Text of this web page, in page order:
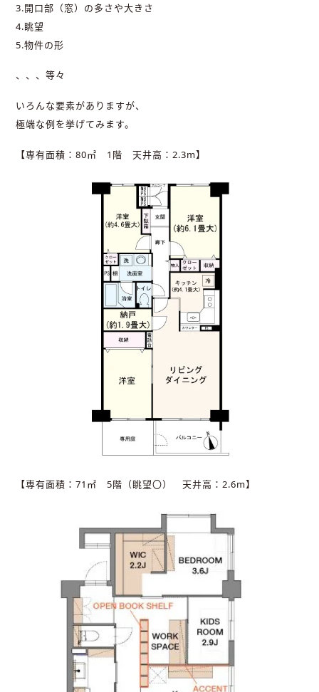
3.開口部（窓）の多さや大きさ
4.眺望
5.物件の形
、、、等々
いろんな要素がありますが、
極端な例を挙げてみます。
【専有面積：80㎡ 1階 天井高：2.3m】
【専有面積：71㎡ 5階（眺望〇） 天井高：2.6m】